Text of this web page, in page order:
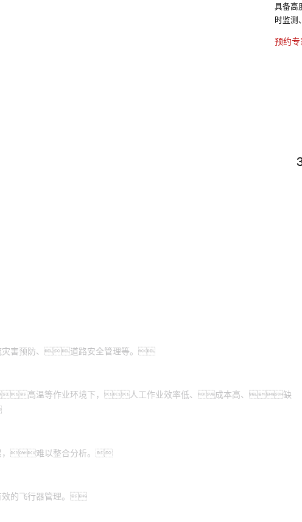
具备
时监
预约
灾害预防、道路安全管理等。
高温等作业环境下，人工作业效率低、成本高、缺
，难以整合分析。
效的飞行器管理。